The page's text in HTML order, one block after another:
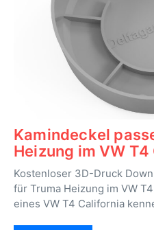
Kamindeckel
Heizung im VW
Kostenloser 3D-Druck
für Truma Heizung im VW
eines VW T4 California